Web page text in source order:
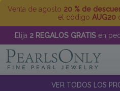
Venta de agosto 20 % de
el código AUG20
¡Elija 2 REGALOS GRATIS en
VER TODOS LOS